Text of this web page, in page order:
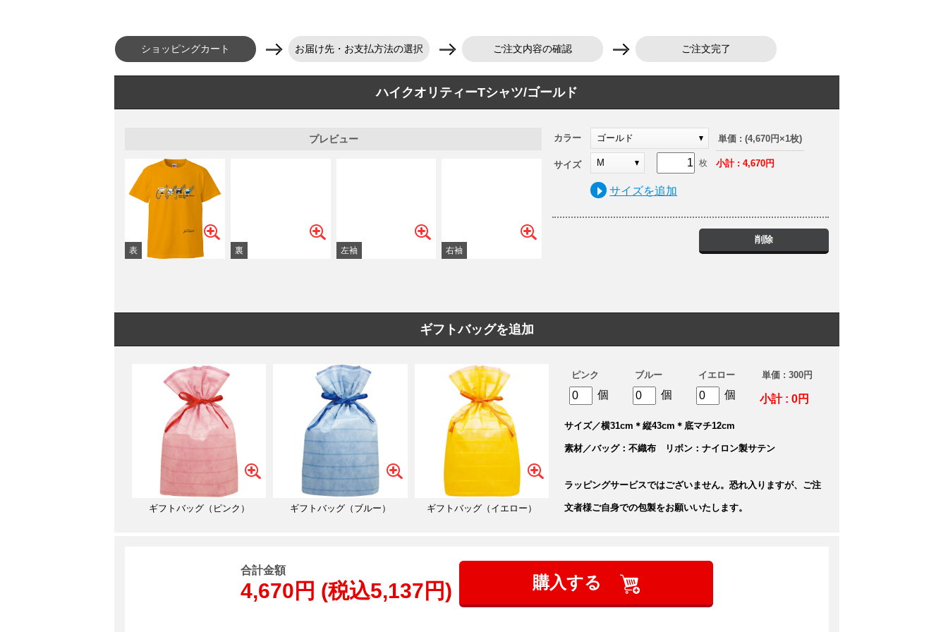
ショッピングカート お届け先・お支払方法の選択 ご注文内容の確認 ご注文完了
ハイクオリティーTシャツ/ゴールド
プレビュー カラー ゴールド
M 枚
サイズ
サイズを追加
単価 : (4,670円×1枚)
小計 : 4,670円
削除
ギフトバッグを追加
ギフトバッグ（ピンク） ギフトバッグ（ブルー） ギフトバッグ（イエロー）
ピンク
個
ブルー
個
イエロー
個
単価 : 300円
小計 : 0円
サイズ／横31cm＊縦43cm＊底マチ12cm
素材／バッグ：不織布 リボン：ナイロン製サテン
ラッピングサービスではございません。恐れ入りますが、ご注
文者様ご自身での包製をお願いいたします。
合計金額
4,670円 (税込5,137円) 購入する